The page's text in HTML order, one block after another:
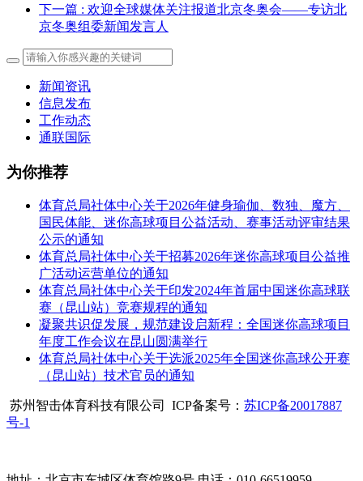
下一篇 : 欢迎全球媒体关注报道北京冬奥会——专访北
京冬奥组委新闻发言人
新闻资讯
信息发布
工作动态
通联国际
为你推荐
体育总局社体中心关于2026年健身瑜伽、数独、魔方、
国民体能、迷你高球项目公益活动、赛事活动评审结果
公示的通知
体育总局社体中心关于招募2026年迷你高球项目公益推
广活动运营单位的通知
体育总局社体中心关于印发2024年首届中国迷你高球联
赛（昆山站）竞赛规程的通知
凝聚共识促发展，规范建设启新程：全国迷你高球项目
年度工作会议在昆山圆满举行
体育总局社体中心关于选派2025年全国迷你高球公开赛
（昆山站）技术官员的通知
苏州智击体育科技有限公司 ICP备案号： 苏ICP备20017887
号-1